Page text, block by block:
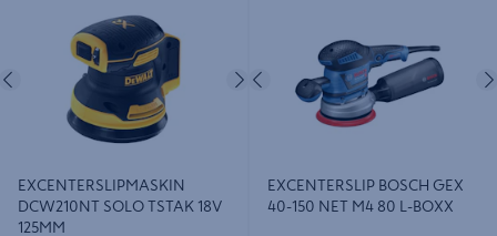
DCW210NT SOLO TSTAK 18V
Föregående Nästa
EXCENTERSLIPMASKIN
DCW210NT SOLO TSTAK 18V
125MM
Föregående
EXCENTERSLIP BOSCH GEX
40-150 NET M4 80 L-BOXX